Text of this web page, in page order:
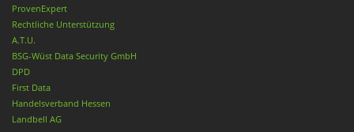
ProvenExpert
Rechtliche Unterstützung
A.T.U.
BSG-Wüst Data Security GmbH
DPD
First Data
Handelsverband Hessen
Landbell AG